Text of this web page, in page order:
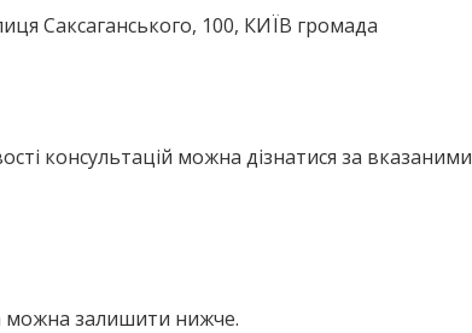
Саксаганського, 100, КИЇВ громада
консультацій можна дізнатися за вказаними
можна залишити нижче.